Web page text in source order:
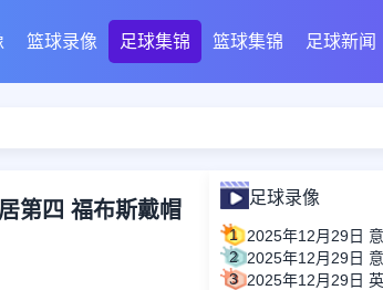
篮球录像 足球集锦 篮球集锦 足球新闻
第四 福布斯戴帽
足球录像
1
2
3